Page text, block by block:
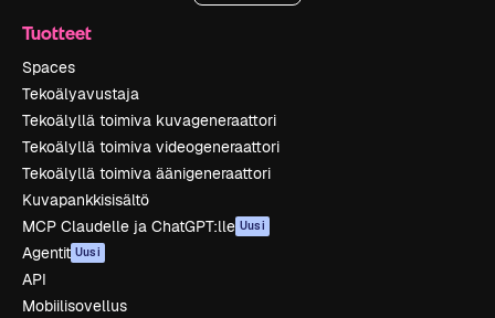
Tuotteet
Spaces
Tekoälyavustaja
Tekoälyllä toimiva kuvageneraattori
Tekoälyllä toimiva videogeneraattori
Tekoälyllä toimiva äänigeneraattori
Kuvapankkisisältö
MCP Claudelle ja ChatGPT:lle Uusi
Agentit Uusi
API
Mobiilisovellus